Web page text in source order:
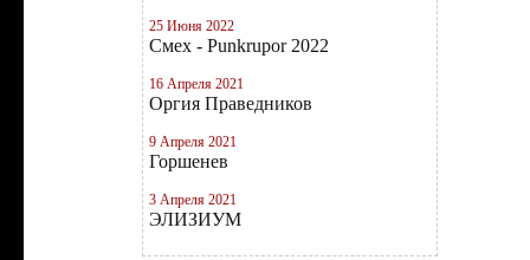
25 Июня 2022
Смех - Punkrupor 2022
16 Апреля 2021
Оргия Праведников
9 Апреля 2021
Горшенев
3 Апреля 2021
ЭЛИЗИУМ